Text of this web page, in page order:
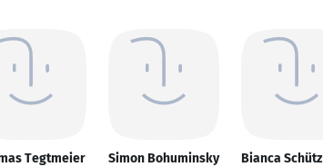
Tegtmeier Simon Bohuminsky Bianca Schütz